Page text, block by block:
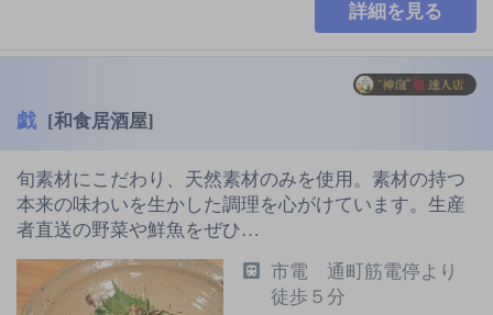
詳細を見る
戯 [和食居酒屋]
旬素材にこだわり、天然素材のみを使用。素材の持つ
本来の味わいを生かした調理を心がけています。生産
者直送の野菜や鮮魚をぜひ…
市電 通町筋電停より
徒歩５分